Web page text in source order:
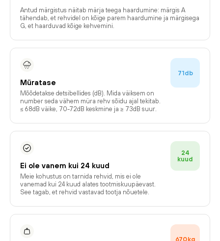
Antud märgistus näitab märja teega haardumine: märgis A
tähendab, et rehvidel on kõige parem haardumine ja märgisega
G, et haarduvad kõige kehvemini.
Müratase
Mõõdetakse detsibellides (dB). Mida väiksem on
number seda vähem müra rehv sõidu ajal tekitab.
≤ 68dB väike, 70-72dB keskmine ja ≥ 73dB suur.
71db
Ei ole vanem kui 24 kuud
Meie kohustus on tarnida rehvid, mis ei ole
vanemad kui 24 kuud alates tootmiskuupäevast.
See tagab, et rehvid vastavad tootja nõuetele.
24
kuud
670kg